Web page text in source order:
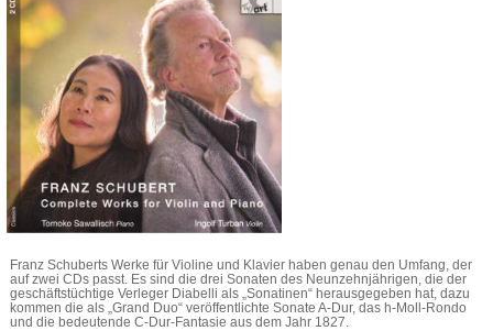
Franz Schuberts Werke für Violine und Klavier haben genau den Umfang, der
auf zwei CDs passt. Es sind die drei Sonaten des Neunzehnjährigen, die der
geschäftstüchtige Verleger Diabelli als „Sonatinen“ herausgegeben hat, dazu
kommen die als „Grand Duo“ veröffentlichte Sonate A-Dur, das h-Moll-Rondo
und die bedeutende C-Dur-Fantasie aus dem Jahr 1827.